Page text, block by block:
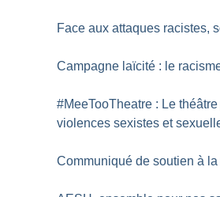
Face aux attaques racistes,
Campagne laïcité : le
#MeeTooTheatre : Le
violences sexistes et
Communiqué de soutien à la